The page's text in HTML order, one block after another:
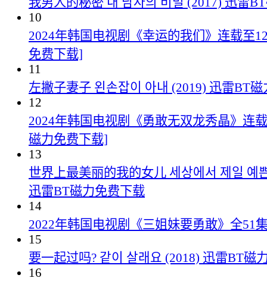
10
2024年韩国电视剧《幸运的我们》连载至
免费下载]
11
左撇子妻子 왼손잡이 아내 (2019) 迅雷BT
12
2024年韩国电视剧《勇敢无双龙秀晶》连
磁力免费下载]
13
世界上最美丽的我的女儿 세상에서 제일 예
迅雷BT磁力免费下载
14
2022年韩国电视剧《三姐妹要勇敢》全51
15
要一起过吗? 같이 살래요 (2018) 迅雷BT磁
16